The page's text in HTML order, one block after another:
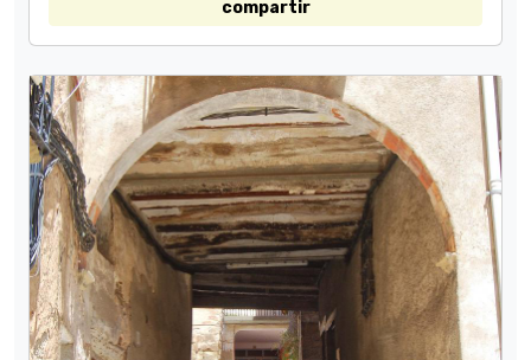
compartir